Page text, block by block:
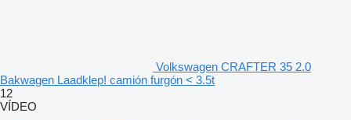
Volkswagen CRAFTER 35 2.0
Bakwagen Laadklep! camión furgón < 3.5t
12
VÍDEO